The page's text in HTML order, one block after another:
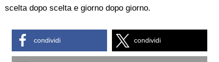
scelta dopo scelta e giorno dopo giorno.
condividi condividi